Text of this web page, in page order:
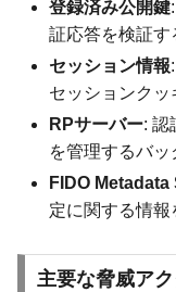
登録済み公開鍵
証応答を検証す
セッション情報
セッションクッ
RPサーバー: 認
を管理するバッ
FIDO
定に関する情報
主要な脅威ア